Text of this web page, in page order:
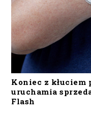
Koniec z kłuciem
uruchamia
Flash